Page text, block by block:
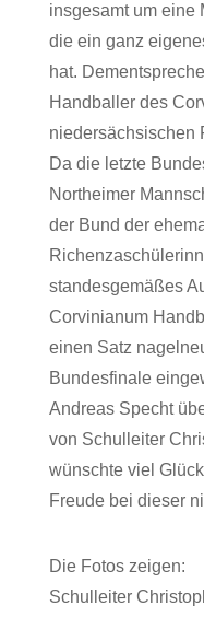
insgesamt um eine
die ein ganz
hat.
Handballer des
niedersächsischen
Da die letzte
Northeimer
der Bund der
standesgemäßes
Corvinianum
einen Satz
Bundesfinale
Andreas Specht
von Schulleiter
wünschte viel
Freude bei dieser
Die Fotos zeigen:
Schulleiter